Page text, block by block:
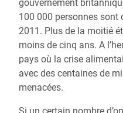
gouvernement
100 000 personnes sont
2011. Plus de la moitié
moins de cinq ans. A
pays où la crise
avec des centaines de
menacées.